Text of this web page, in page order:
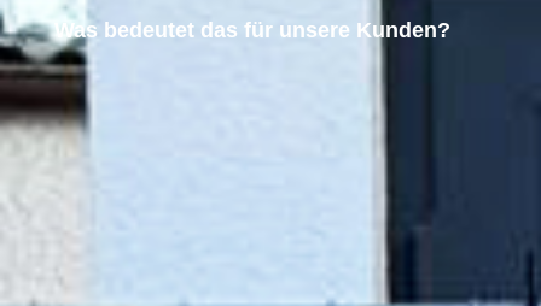
Was bedeutet das für unsere Kunden?